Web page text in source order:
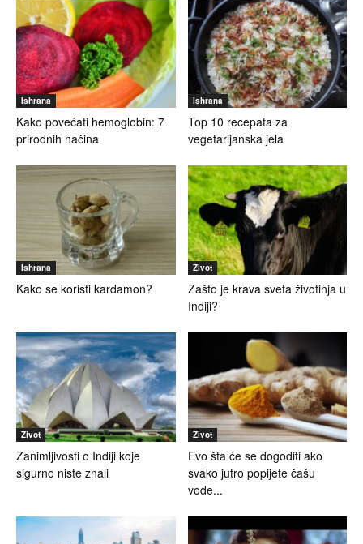
Ishrana
Kako povećati hemoglobin: 7
prirodnih načina
Ishrana
Top 10 recepata za
vegetarijanska jela
Ishrana
Kako se koristi kardamon?
Život
Zašto je krava sveta životinja u
Indiji?
Život
Zanimljivosti o Indiji koje
sigurno niste znali
Život
Evo šta će se dogoditi ako
svako jutro popijete čašu
vode...